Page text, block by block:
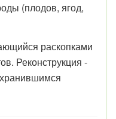
(плодов, ягод,
раскопками
Реконструкция -